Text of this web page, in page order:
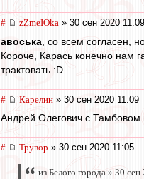
# zZmeIOka » 30 сен 2020 11:09
авоська , со всем согласен,
Короче, Карась конечно нам
трактовать :D
# Карелин » 30 сен 2020 11:09
Андрей Олегович с Тамбовом
# Трувор » 30 сен 2020 11:05
из Белого города » 30